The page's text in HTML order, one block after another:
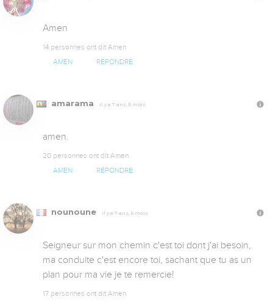
Amen
14 personnes ont dit Amen
AMEN RÉPONDRE
amarama Il y a 7 ans, 5 mois
amen.
20 personnes ont dit Amen
AMEN RÉPONDRE
nounoune Il y a 7 ans, 5 mois
Seigneur sur mon chemin c'est toi dont j'ai besoin,
ma conduite c'est encore toi, sachant que tu as un
plan pour ma vie je te remercie!
17 personnes ont dit Amen